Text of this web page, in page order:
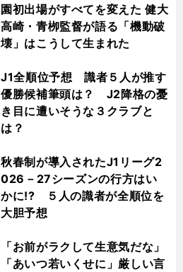
園初出場がすべてを変えた 健大
高崎・青栁監督が語る「機動破
壊」はこうして生まれた
J1全順位予想 識者５人が推す
優勝候補筆頭は？ J2降格の憂
き目に遭いそうな３クラブと
は？
秋春制が導入されたJ1リーグ2
026－27シーズンの行方はい
かに!? ５人の識者が全順位を
大胆予想
「お前がラクして生意気だな」
「あいつ若いくせに」厳しい言